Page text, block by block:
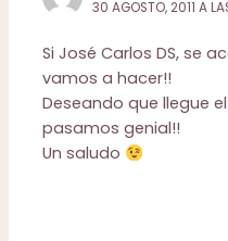
30 AGOSTO, 2011 A
Si José Carlos DS, se
vamos a hacer!!
Deseando que llegue
pasamos genial!!
Un saludo